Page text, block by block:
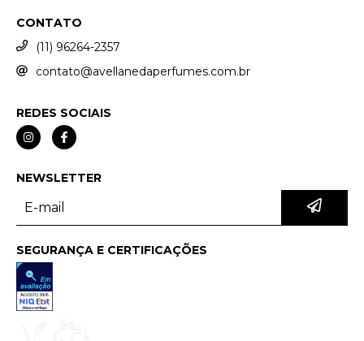
CONTATO
(11) 96264-2357
contato@avellanedaperfumes.com.br
REDES SOCIAIS
NEWSLETTER
SEGURANÇA E CERTIFICAÇÕES